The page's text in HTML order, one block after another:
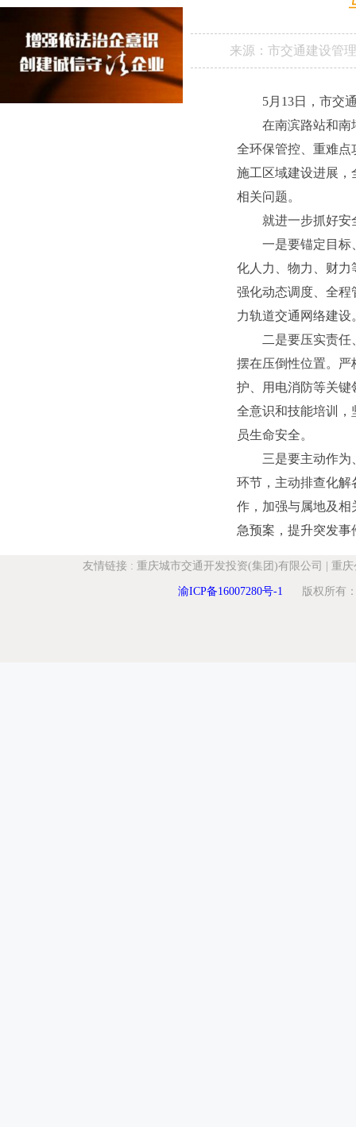
来源： 市交通建设管
5月13日，市交
在南滨路站和南
全环保管控、重难点
施工区域建设进展，
相关问题。
就进一步抓好安
一是要锚定目标
化人力、物力、财力
强化动态调度、全程
力轨道交通网络建设
二是要压实责
摆在压倒性位置。严
护、用电消防等关键
全意识和技能培训，
员生命安全。
三是要主动作为
环节，主动排查化解
作，加强与属地及相
急预案，提升突发
友情链接 : 重庆城市交通开发投资(集团)有限公司 重庆
渝ICP备16007280号-1 版权所有：